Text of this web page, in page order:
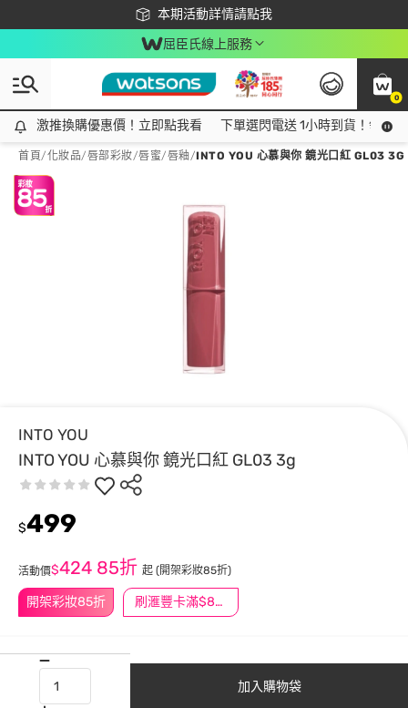
本期活動詳情請點我
下載app最高回饋$350
屈臣氏線上服務
0
激推換購優惠價！立即點我看
激推換購優惠價！立即點我看 下單選閃電送 1小時到貨！領神
首頁/化妝品/唇部彩妝/唇蜜/唇釉/INTO YOU 心慕與你 鏡光口紅 GL03 3G
INTO YOU
INTO YOU 心慕與你 鏡光口紅 GL03 3g
開架彩妝85折 刷滙豐卡滿$888送3萬點
$499
活動價$424 85折 起 (開架彩妝85折)
加入購物袋